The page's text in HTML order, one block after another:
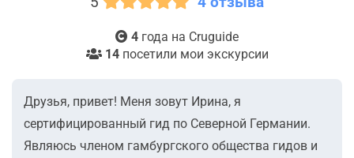
4 года на Cruguide
14посетили мои экскурсии
Друзья, привет! Меня зовут Ирина, я
сертифицированный гид по Северной Германии.
Являюсь членом гамбургского общества гидов и